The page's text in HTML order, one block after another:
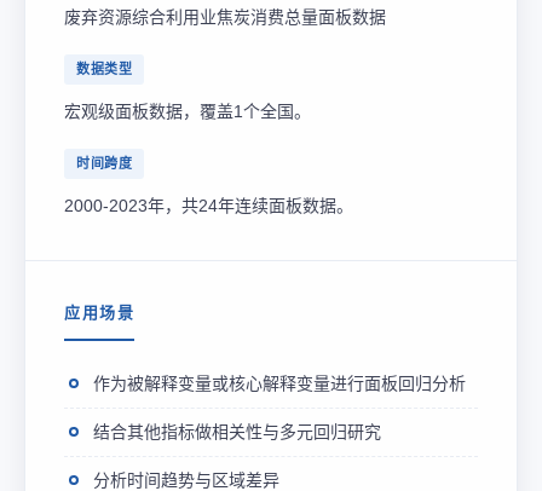
废弃资源综合利用业焦炭消费总量面板数据
数据类型
宏观级面板数据，覆盖1个全国。
时间跨度
2000-2023年，共24年连续面板数据。
应用场景
作为被解释变量或核心解释变量进行面板回归分析
结合其他指标做相关性与多元回归研究
分析时间趋势与区域差异